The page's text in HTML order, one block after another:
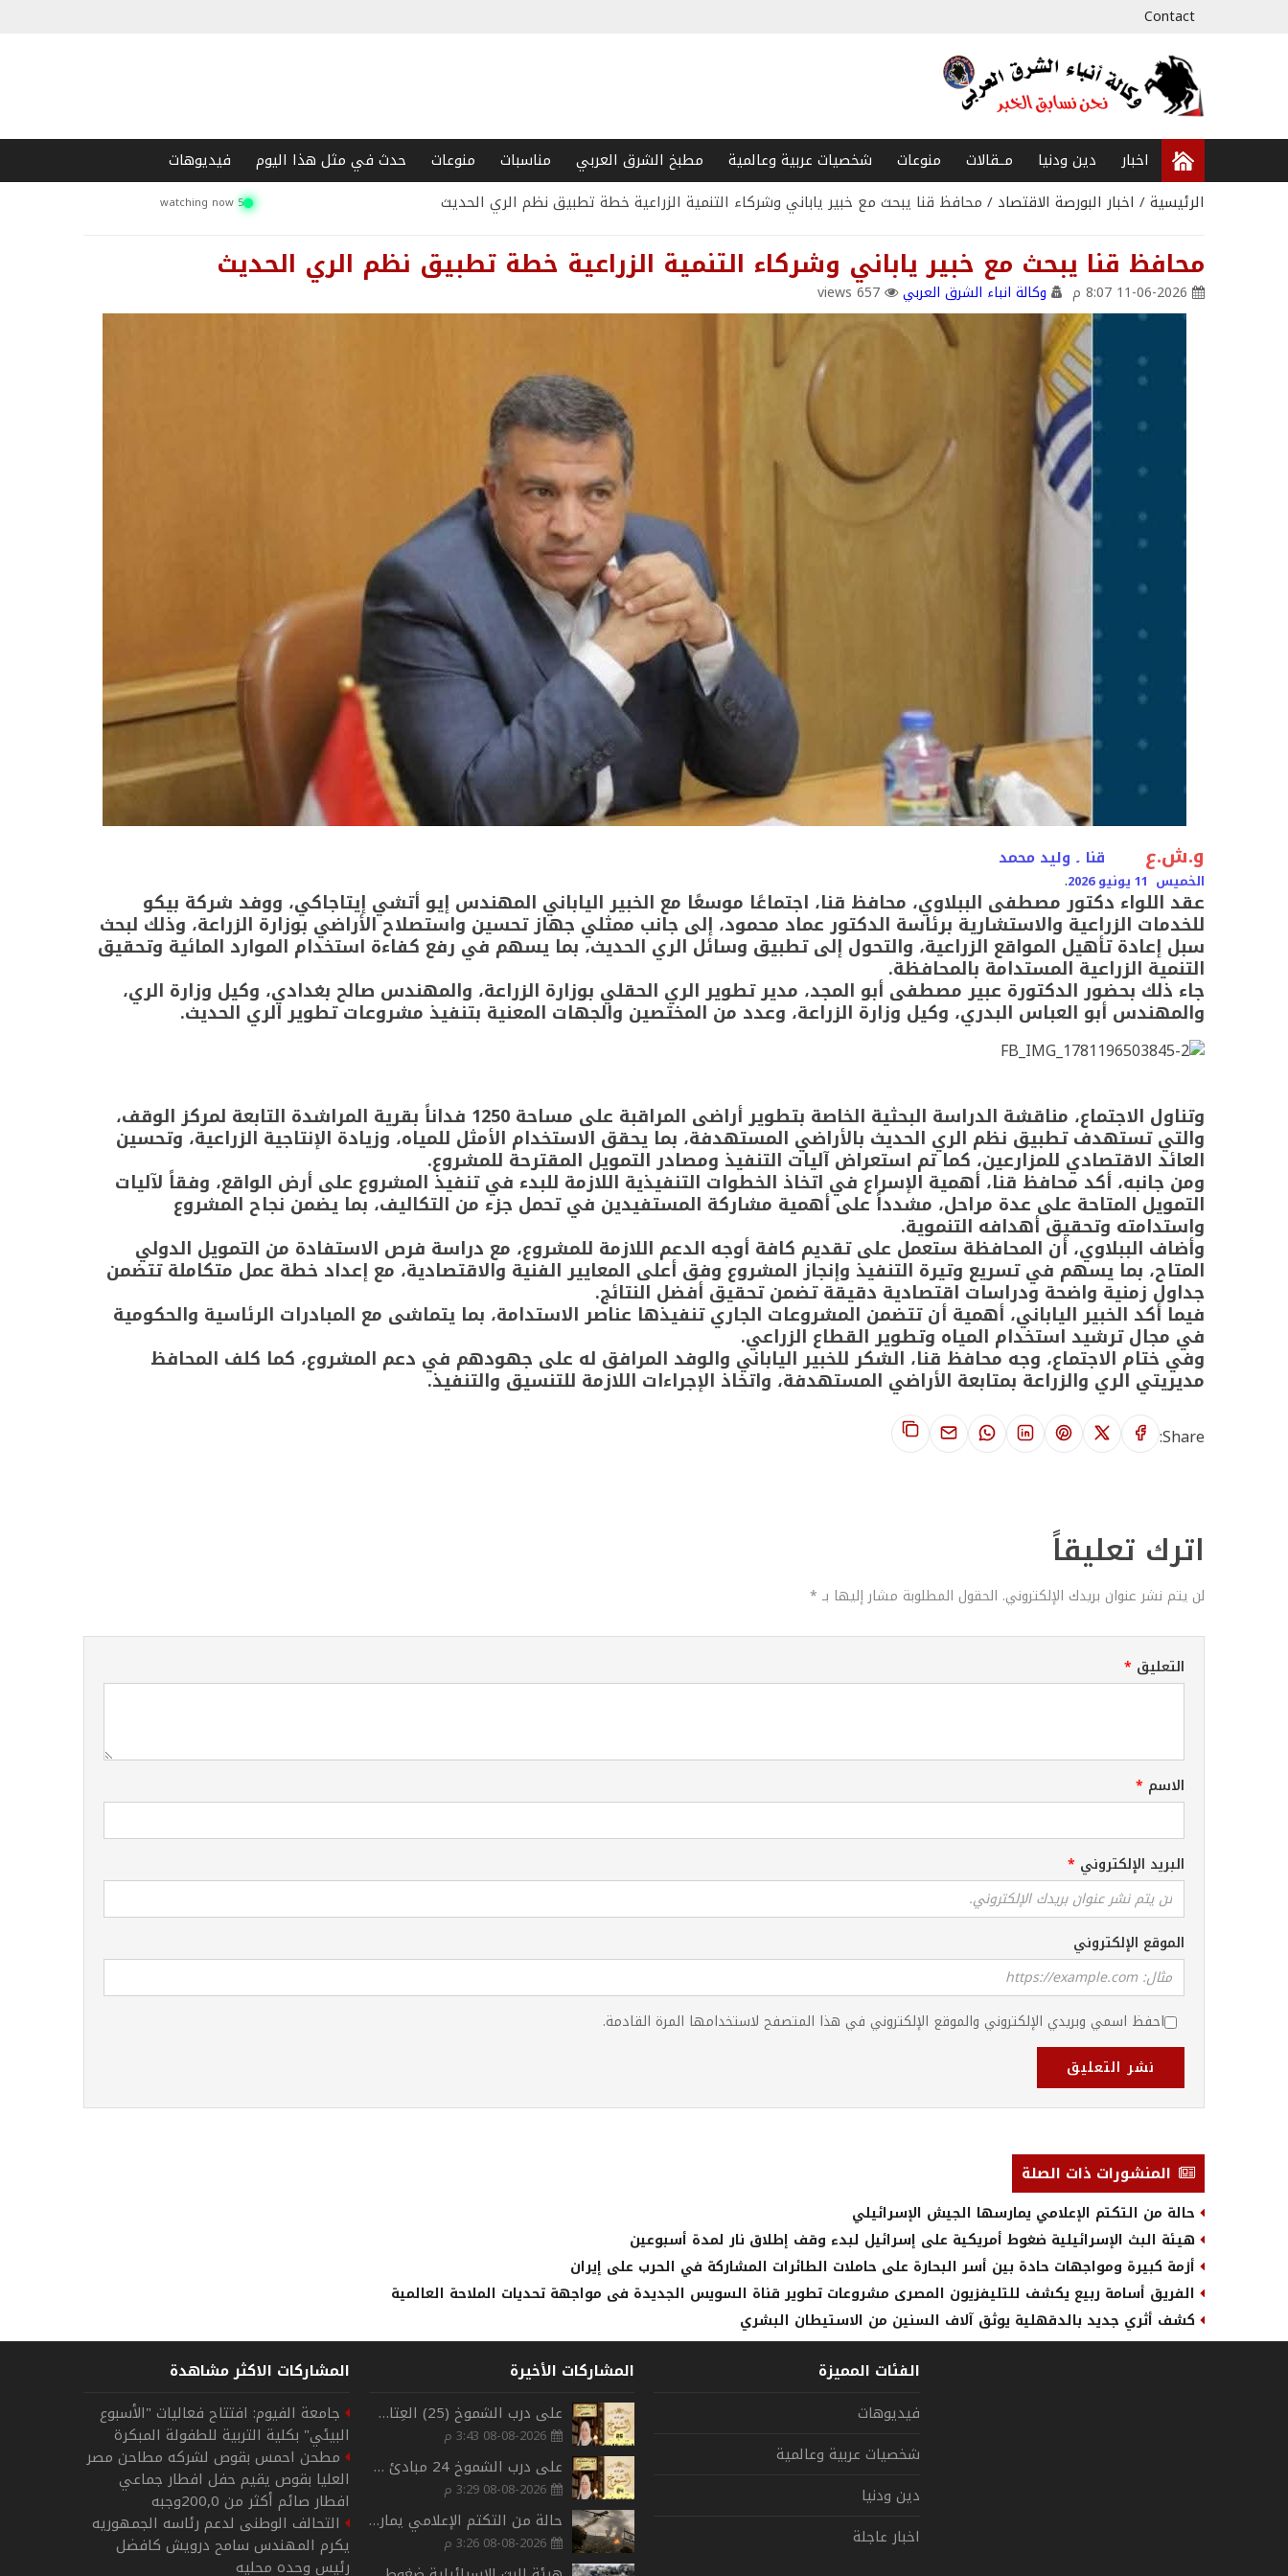
Contact
اخبار دين ودنيا مــقالات منوعات شخصيات عربية وعالمية مطبخ الشرق العربي مناسبات منوعات حدث في مثل هذا اليوم فيديوهات
5 watching now الرئيسية/ اخبار البورصة الاقتصاد / محافظ قنا يبحث مع خبير ياباني وشركاء التنمية الزراعية خطة تطبيق نظم الري الحديث
محافظ قنا يبحث مع خبير ياباني وشركاء التنمية الزراعية خطة تطبيق نظم الري الحديث
11-06-2026 8:07 م وكالة انباء الشرق العربي 657 views
و.ش.ع قنا ۔ وليد محمد
الخميس 11 يونيو 2026 .
عقد اللواء دكتور مصطفى الببلاوي، محافظ قنا، اجتماعًا موسعًا مع الخبير الياباني المهندس إيو أتشي إيتاجاكي، ووفد شركة بيكو
للخدمات الزراعية والاستشارية برئاسة الدكتور عماد محمود، إلى جانب ممثلي جهاز تحسين واستصلاح الأراضي بوزارة الزراعة، وذلك لبحث
سبل إعادة تأهيل المواقع الزراعية، والتحول إلى تطبيق وسائل الري الحديث، بما يسهم في رفع كفاءة استخدام الموارد المائية وتحقيق
التنمية الزراعية المستدامة بالمحافظة.
جاء ذلك بحضور الدكتورة عبير مصطفى أبو المجد، مدير تطوير الري الحقلي بوزارة الزراعة، والمهندس صالح بغدادي، وكيل وزارة الري،
والمهندس أبو العباس البدري، وكيل وزارة الزراعة، وعدد من المختصين والجهات المعنية بتنفيذ مشروعات تطوير الري الحديث.
وتناول الاجتماع، مناقشة الدراسة البحثية الخاصة بتطوير أراضى المراقبة على مساحة 1250 فداناً بقرية المراشدة التابعة لمركز الوقف،
والتي تستهدف تطبيق نظم الري الحديث بالأراضي المستهدفة، بما يحقق الاستخدام الأمثل للمياه، وزيادة الإنتاجية الزراعية، وتحسين
العائد الاقتصادي للمزارعين، كما تم استعراض آليات التنفيذ ومصادر التمويل المقترحة للمشروع.
ومن جانبه، أكد محافظ قنا، أهمية الإسراع في اتخاذ الخطوات التنفيذية اللازمة للبدء في تنفيذ المشروع على أرض الواقع، وفقاً لآليات
التمويل المتاحة على عدة مراحل، مشدداً على أهمية مشاركة المستفيدين في تحمل جزء من التكاليف، بما يضمن نجاح المشروع
واستدامته وتحقيق أهدافه التنموية.
وأضاف الببلاوي، أن المحافظة ستعمل على تقديم كافة أوجه الدعم اللازمة للمشروع، مع دراسة فرص الاستفادة من التمويل الدولي
المتاح، بما يسهم في تسريع وتيرة التنفيذ وإنجاز المشروع وفق أعلى المعايير الفنية والاقتصادية، مع إعداد خطة عمل متكاملة تتضمن
جداول زمنية واضحة ودراسات اقتصادية دقيقة تضمن تحقيق أفضل النتائج.
فيما أكد الخبير الياباني، أهمية أن تتضمن المشروعات الجاري تنفيذها عناصر الاستدامة، بما يتماشى مع المبادرات الرئاسية والحكومية
في مجال ترشيد استخدام المياه وتطوير القطاع الزراعي.
وفي ختام الاجتماع، وجه محافظ قنا، الشكر للخبير الياباني والوفد المرافق له على جهودهم في دعم المشروع، كما كلف المحافظ
مديريتي الري والزراعة بمتابعة الأراضي المستهدفة، واتخاذ الإجراءات اللازمة للتنسيق والتنفيذ.
Share:
اترك تعليقاً
لن يتم نشر عنوان بريدك الإلكتروني. الحقول المطلوبة مشار إليها بـ *
التعليق
الاسم
البريد الإلكتروني
الموقع الإلكتروني
احفظ اسمي وبريدي الإلكتروني والموقع الإلكتروني في هذا المتصفح لاستخدامها المرة القادمة.
نشر التعليق
المنشورات ذات الصلة
حالة من التكتم الإعلامي يمارسها الجيش الإسرائيلي
هيئة البث الإسرائيلية ضغوط أمريكية على إسرائيل لبدء وقف إطلاق نار لمدة أسبوعين
أزمة كبيرة ومواجهات حادة بين أسر البحارة على حاملات الطائرات المشاركة في الحرب على إيران
الفريق أسامة ربيع يكشف للتليفزيون المصرى مشروعات تطوير قناة السويس الجديدة فى مواجهة تحديات الملاحة العالمية
كشف أثري جديد بالدقهلية يوثق آلاف السنين من الاستيطان البشري
المشاركات الاكثر مشاهدة
جامعة الفيوم: افتتاح فعاليات "الأسبوع
البيئي" بكلية التربية للطفولة المبكرة
مطحن احمس بقوص لشركه مطاحن مصر
العليا بقوص يقيم حفل افطار جماعي
افطار صائم أكثر من 200,0وجبه
التحالف الوطنى لدعم رئاسه الجمهوريه
يكرم المهندس سامح درويش كافضل
رئيس وحده محليه
المشاركات الأخيرة
على درب الشموخ (25) العِتابُ كالودق
08-08-2026 3:43 م
على درب الشموخ 24 مبادئ وشِيَم
08-08-2026 3:29 م
حالة من التكتم الإعلامي يمارسها الجيش الإسرائيلي
08-08-2026 3:26 م
الفئات المميزة
فيديوهات
شخصيات عربية وعالمية
دين ودنيا
اخبار عاجلة